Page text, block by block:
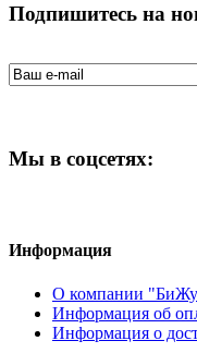
Подпишитесь на
Мы в соцсетях:
Информация
О компании
Информация об
Информация о